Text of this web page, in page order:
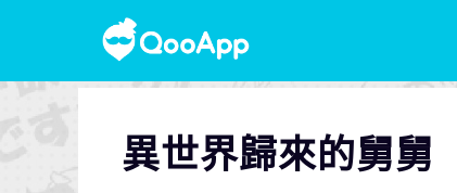
異世界歸來的舅舅